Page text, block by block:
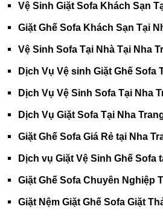
Vệ Sinh Giặt Sofa Khách Sạn
Giặt Ghế Sofa Khách Sạn Tại
Vệ Sinh Sofa Tại Nhà Tại Nha
Dịch Vụ Vệ sinh Giặt Ghế Sofa
Dịch Vụ Vệ Sinh Sofa Tại Nha
Dịch Vụ Giặt Sofa Tại Nha
Giặt Ghế Sofa Giá Rẻ tại Nha
Dịch vụ Giặt Vệ Sinh Ghế Sofa
Giặt Ghế Sofa Chuyên Nghiệp
Giặt Nệm Giặt Ghế Sofa Giặt